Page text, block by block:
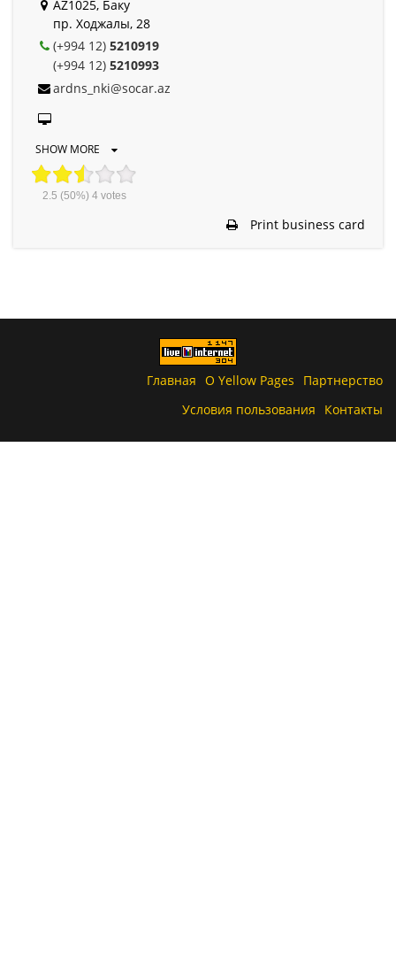
AZ1025, Баку
пр. Ходжалы, 28
(+994 12) 5210919
(+994 12) 5210993
ardns_nki@socar.az
SHOW MORE
2.5 (50%) 4votes
Print business card
Главная О Yellow Pages
Партнерство
Условия пользования
Контакты